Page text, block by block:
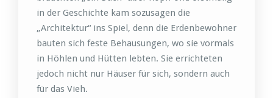
in der Geschichte kam sozusagen die
„Architektur“ ins Spiel, denn die Erdenbewohner
bauten sich feste Behausungen, wo sie vormals
in Höhlen und Hütten lebten. Sie errichteten
jedoch nicht nur Häuser für sich, sondern auch
für das Vieh.